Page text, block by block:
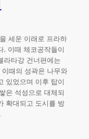
세운 이래로 프라하
. 이때 체코공작들이
라타강 건너편에는
때의 성곽은 나무와
있었으며 이후 탑이
은 석성으로 대체되
확대되고 도시를 방